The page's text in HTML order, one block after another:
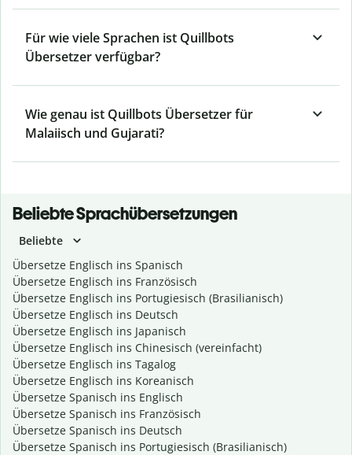
Für wie viele Sprachen ist Quillbots
Übersetzer verfügbar?
Wie genau ist Quillbots Übersetzer für
Malaiisch und Gujarati?
Beliebte Sprachübersetzungen
Beliebte
Übersetze Englisch ins Spanisch
Übersetze Englisch ins Französisch
Übersetze Englisch ins Portugiesisch (Brasilianisch)
Übersetze Englisch ins Deutsch
Übersetze Englisch ins Japanisch
Übersetze Englisch ins Chinesisch (vereinfacht)
Übersetze Englisch ins Tagalog
Übersetze Englisch ins Koreanisch
Übersetze Spanisch ins Englisch
Übersetze Spanisch ins Französisch
Übersetze Spanisch ins Deutsch
Übersetze Spanisch ins Portugiesisch (Brasilianisch)